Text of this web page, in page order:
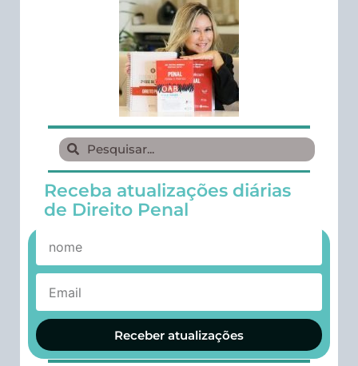
Receba atualizações diárias
de Direito Penal
Receber atualizações